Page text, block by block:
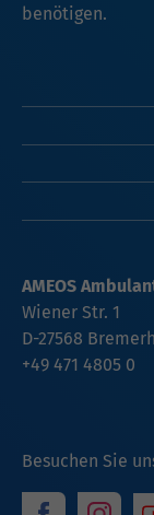
benötigen.
Besuchen Sie
AMEOS
Wiener Str. 1
D-27568
+49 471 4805 0